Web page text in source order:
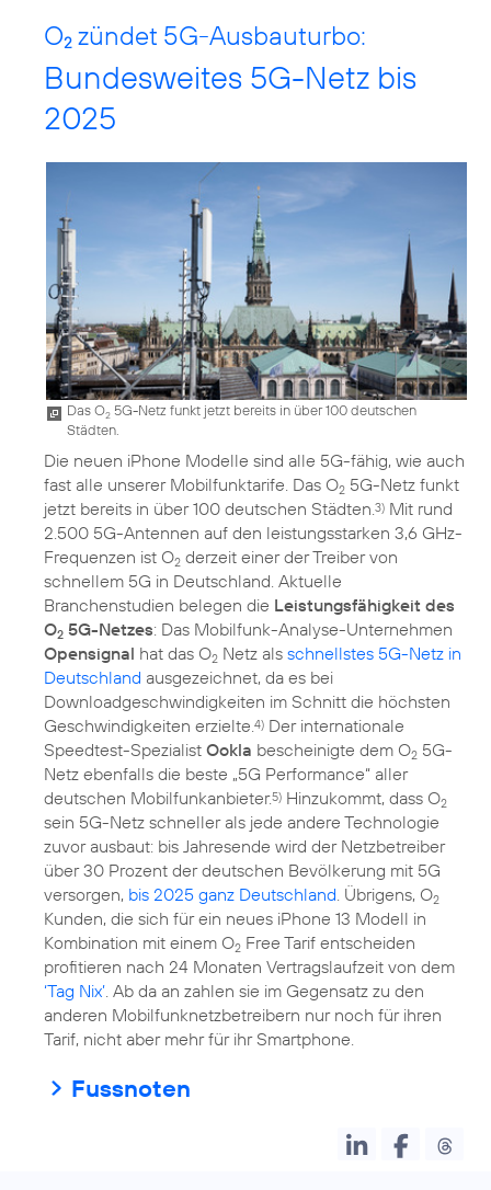
O2 zündet 5G-Ausbauturbo:
Bundesweites 5G-Netz bis
2025
Das O2 5G-Netz funkt jetzt bereits in über 100 deutschen
Städten.
Die neuen iPhone Modelle sind alle 5G-fähig, wie auch
fast alle unserer Mobilfunktarife. Das O2 5G-Netz funkt
jetzt bereits in über 100 deutschen Städten. 3) Mit rund
2.500 5G-Antennen auf den leistungsstarken 3,6 GHz-
Frequenzen ist O2 derzeit einer der Treiber von
schnellem 5G in Deutschland. Aktuelle
Branchenstudien belegen die Leistungsfähigkeit des
O2 5G-Netzes: Das Mobilfunk-Analyse-Unternehmen
Opensignal hat das O2 Netz als schnellstes 5G-Netz in
Deutschland ausgezeichnet, da es bei
Downloadgeschwindigkeiten im Schnitt die höchsten
Geschwindigkeiten erzielte. 4) Der internationale
Speedtest-Spezialist Ookla bescheinigte dem O2 5G-
Netz ebenfalls die beste „5G Performance“ aller
deutschen Mobilfunkanbieter.5) Hinzukommt, dass O2
sein 5G-Netz schneller als jede andere Technologie
zuvor ausbaut: bis Jahresende wird der Netzbetreiber
über 30 Prozent der deutschen Bevölkerung mit 5G
versorgen, bis 2025 ganz Deutschland . Übrigens, O2
Kunden, die sich für ein neues iPhone 13 Modell in
Kombination mit einem O2 Free Tarif entscheiden
profitieren nach 24 Monaten Vertragslaufzeit von dem
‘Tag Nix’ . Ab da an zahlen sie im Gegensatz zu den
anderen Mobilfunknetzbetreibern nur noch für ihren
Tarif, nicht aber mehr für ihr Smartphone.
Fussnoten